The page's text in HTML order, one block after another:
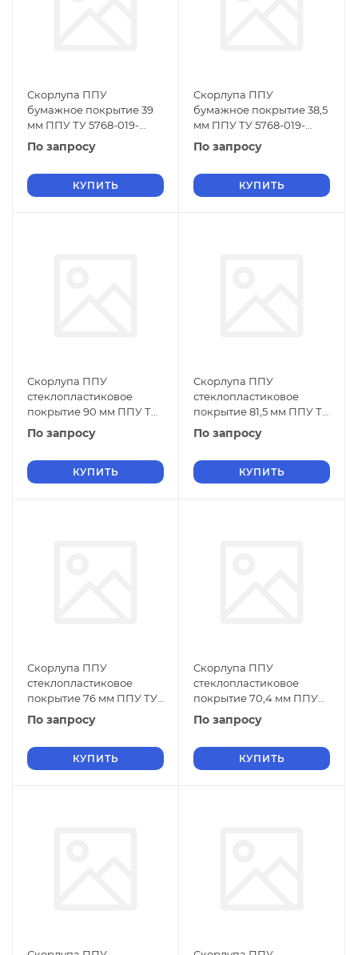
Скорлупа ППУ
бумажное покрытие 39
мм ППУ ТУ 5768-019-
01297858-01
По запросу
КУПИТЬ
Скорлупа ППУ
бумажное покрытие 38,5
мм ППУ ТУ 5768-019-
01297858-01
По запросу
КУПИТЬ
Скорлупа ППУ
стеклопластиковое
покрытие 90 мм ППУ ТУ
5768-019-01297858-01
По запросу
КУПИТЬ
Скорлупа ППУ
стеклопластиковое
покрытие 81,5 мм ППУ ТУ
5768-019-01297858-01
По запросу
КУПИТЬ
Скорлупа ППУ
стеклопластиковое
покрытие 76 мм ППУ ТУ
5768-019-01297858-01
По запросу
КУПИТЬ
Скорлупа ППУ
стеклопластиковое
покрытие 70,4 мм ППУ
ТУ 5768-019-01297858-01
По запросу
КУПИТЬ